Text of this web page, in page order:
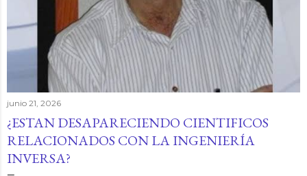
junio 21, 2026
¿ESTAN DESAPARECIENDO CIENTIFICOS
RELACIONADOS CON LA INGENIERÍA
INVERSA?